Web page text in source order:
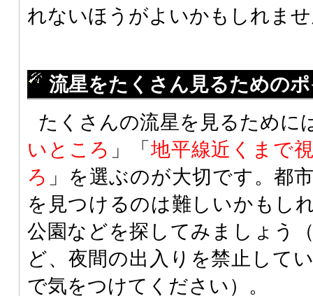
れないほうがよいかもしれま
流星をたくさん見るための
たくさんの流星を見るために
いところ 」「 地平線近くまで
ろ 」を選ぶのが大切です。都
を見つけるのは難しいかもし
公園などを探してみましょう
ど、夜間の出入りを禁止して
で気をつけてください）。